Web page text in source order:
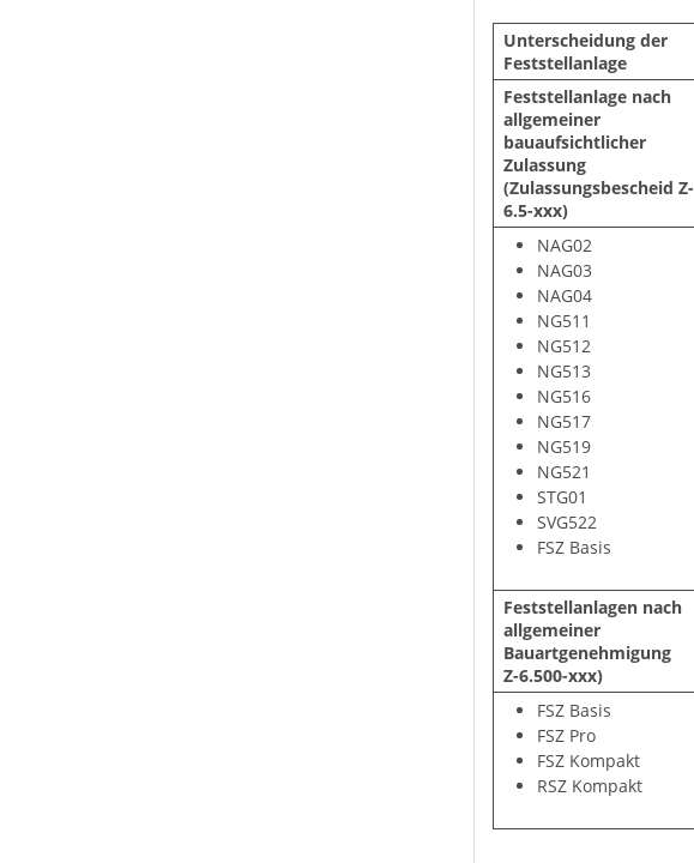
Unterscheidung der
Feststellanlage
Feststellanlage nach
allgemeiner
bauaufsichtlicher
Zulassung
(Zulassungsbescheid Z-
6.5-xxx)
NAG02
NAG03
NAG04
NG511
NG512
NG513
NG516
NG517
NG519
NG521
STG01
SVG522
FSZ Basis
Feststellanlagen nach
allgemeiner
Bauartgenehmigung
Z-6.500-xxx)
FSZ Basis
FSZ Pro
FSZ Kompakt
RSZ Kompakt